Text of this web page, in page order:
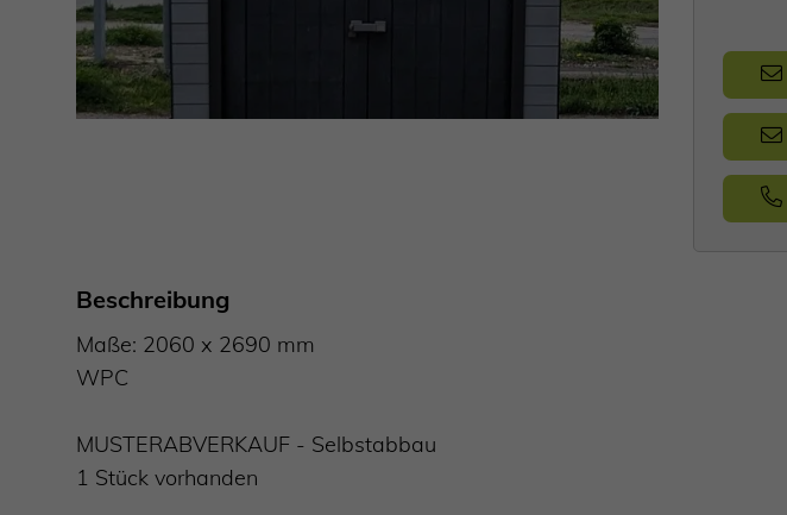
Beschreibung
Maße: 2060 x 2690 mm
WPC
MUSTERABVERKAUF - Selbstabbau
1 Stück vorhanden